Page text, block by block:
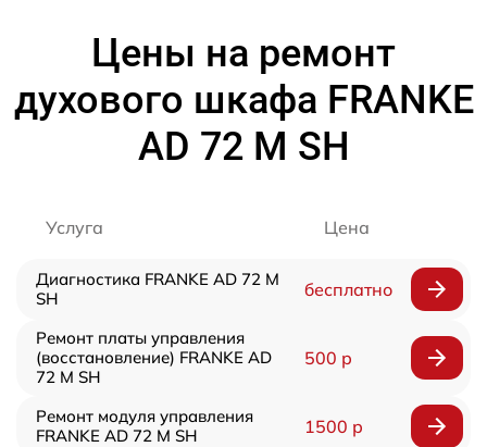
Цены на ремонт
духового шкафа FRANKE
AD 72 M SH
Услуга Цена
Диагностика FRANKE AD 72 M
SH
бесплатно
Ремонт платы управления
(восстановление) FRANKE AD
72 M SH
500 р
Ремонт модуля управления
FRANKE AD 72 M SH
1500 р